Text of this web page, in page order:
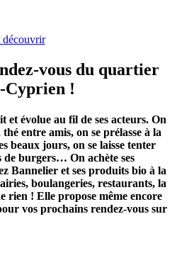
découvrir
vous du quartier
Cyprien !
évolue au fil de ses acteurs. On
entre amis, on se prélasse à la
beaux jours, on se laisse tenter
de burgers… On achète ses
Bannelier et ses produits bio à la
boulangeries, restaurants, la
rien ! Elle propose même encore
vos prochains rendez-vous sur